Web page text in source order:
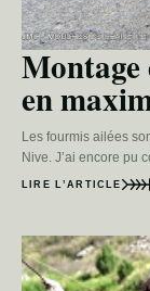
Montage
en
Les fourmis ailées
Nive. J’ai encore pu
LIRE L’ARTICLE